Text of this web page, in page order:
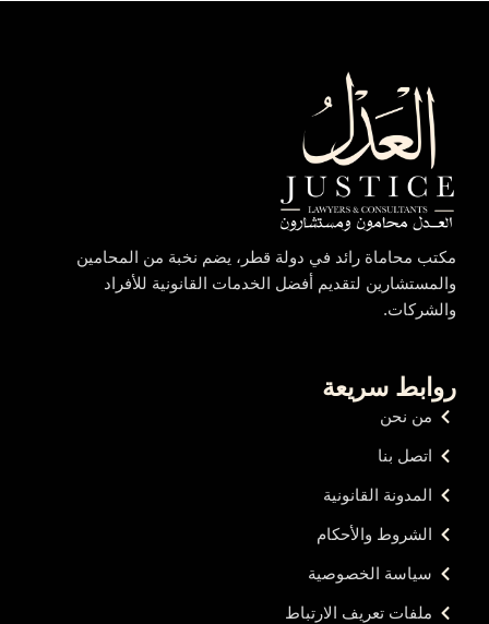
مكتب محاماة رائد في دولة قطر، يضم نخبة من المحامين
والمستشارين لتقديم أفضل الخدمات القانونية للأفراد
والشركات.
روابط سريعة
من نحن
اتصل بنا
المدونة القانونية
الشروط والأحكام
سياسة الخصوصية
ملفات تعريف الارتباط